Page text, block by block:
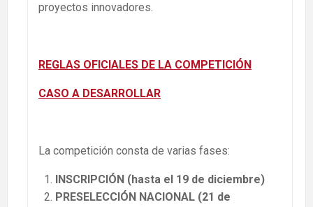
proyectos innovadores.
REGLAS OFICIALES DE LA COMPETICIÓN
CASO A DESARROLLAR
La competición consta de varias fases:
INSCRIPCIÓN (hasta el 19 de diciembre)
PRESELECCIÓN NACIONAL (21 de